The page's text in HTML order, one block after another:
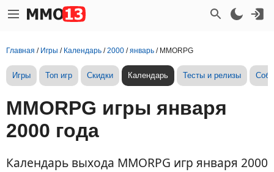
Главная / Игры / Календарь /2000 /январь / MMORPG
Игры Топ игр Скидки Календарь Тесты и релизы
MMORPG игры января
2000 года
Календарь выхода MMORPG игр января 2000